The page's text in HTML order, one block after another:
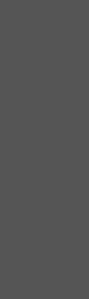
İzmit
İzmit
İzmit
İzmit
İzmit
İzmit
İzmit
İzmit
İzmit
İzmit
İzmit
İzmit